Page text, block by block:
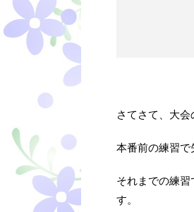
さてさて、大会
本番前の練習で
それまでの練
す。